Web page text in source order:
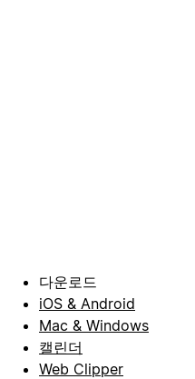
다운로드
iOS & Android
Mac & Windows
캘린더
Web Clipper